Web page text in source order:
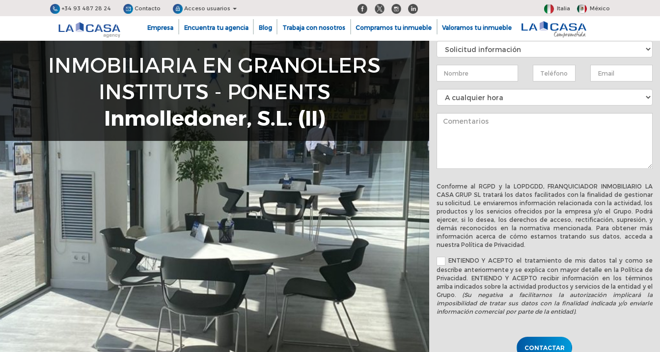
+34 93 487 28 24 Contacto Acceso usuarios Italia México
Empresa Encuentra tu agencia Blog Trabaja con nosotros Compramos tu inmueble Valoramos tu inmueble
INMOBILIARIA EN GRANOLLERS
INSTITUTS - PONENTS
Inmolledoner, S.L. (II)
Conforme al RGPD y la LOPDGDD, FRANQUICIADOR INMOBILIARIO LA
CASA GRUP SL tratará los datos facilitados con la finalidad de gestionar
su solicitud. Le enviaremos información relacionada con la actividad, los
productos y los servicios ofrecidos por la empresa y/o el Grupo. Podrá
ejercer, si lo desea, los derechos de acceso, rectificación, supresión, y
demás reconocidos en la normativa mencionada. Para obtener más
información acerca de cómo estamos tratando sus datos, acceda a
nuestra Política de Privacidad .
ENTIENDO Y ACEPTO el tratamiento de mis datos tal y como se
describe anteriormente y se explica con mayor detalle en laPolítica de
Privacidad . ENTIENDO Y ACEPTO recibir información en los términos
arriba indicados sobre la actividad productos y servicios de la entidad y el
Grupo. (Su negativa a facilitarnos la autorización implicará la
imposibilidad de tratar sus datos con la finalidad indicada y/o enviarle
información comercial por parte de la entidad).
CONTACTAR